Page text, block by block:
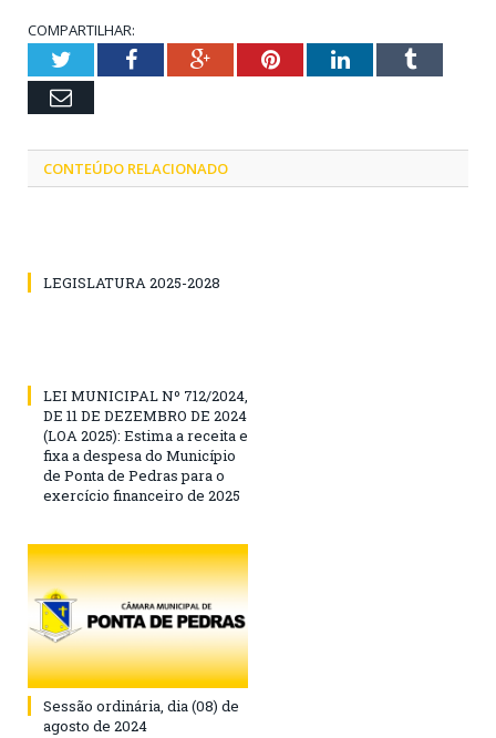
COMPARTILHAR:
TwitterFacebookGoogle+PinterestLinkedInTumblr
Email
CONTEÚDO RELACIONADO
LEGISLATURA 2025-2028
LEI MUNICIPAL Nº 712/2024,
DE 11 DE DEZEMBRO DE 2024
(LOA 2025): Estima a receita e
fixa a despesa do Município
de Ponta de Pedras para o
exercício financeiro de 2025
Sessão ordinária, dia (08) de
agosto de 2024